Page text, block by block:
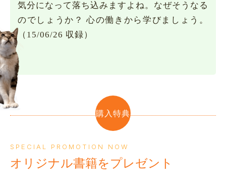
気分になって落ち込みますよね。なぜそうなる
のでしょうか？ 心の働きから学びましょう。
（15/06/26 収録）
購入特典
SPECIAL PROMOTION NOW
オリジナル書籍をプレゼント